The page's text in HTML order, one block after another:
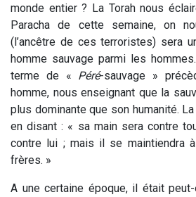
monde entier ? La Torah nous
Paracha de cette semaine, on
(l’ancêtre de ces terroristes) sera
homme sauvage parmi les
terme de « Péré-sauvage »
homme, nous enseignant que la
plus dominante que son humanité.
en disant : « sa main sera contre
contre lui ; mais il se maintiendra
frères. »
A une certaine époque, il était